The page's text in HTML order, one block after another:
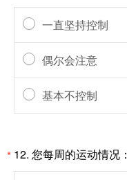
一直坚持控制
偶尔会注意
基本不控制
* 12. 您每周的运动情况：